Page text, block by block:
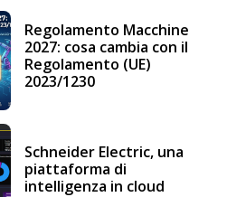
Regolamento Macchine
2027: cosa cambia con il
Regolamento (UE)
2023/1230
Schneider Electric, una
piattaforma di
intelligenza in cloud